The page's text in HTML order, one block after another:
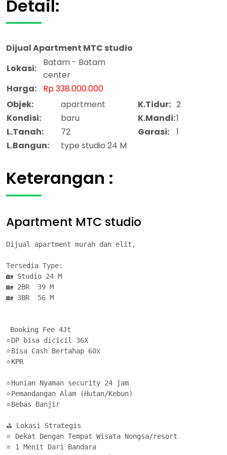
Detail:
DijualApartment MTC studio
Lokasi:
Batam - Batam
center
Harga:
Rp 338.000.000
Objek:
apartment K.Tidur: 2
Kondisi:
baru K.Mandi:1
L.Tanah:
72 Garasi:
1
L.Bangun:
type studio 24 M
Keterangan :
Apartment MTC studio
Dijual apartment murah dan elit,
Tersedia Type:
🏡 Studio 24 M
🏡 2BR  39 M
🏡 3BR  56 M
Booking Fee 4Jt
⭐DP bisa dicicil 36X
⭐Bisa Cash Bertahap 60x
⭐KPR
⭐Hunian Nyaman security 24 jam
⭐Pemandangan Alam (Hutan/Kebun)
⭐Bebas Banjir
⛳ Lokasi Strategis
⭐ Dekat Dengan Tempat Wisata Nongsa/resort
⭐ 1 Menit Dari Bandara